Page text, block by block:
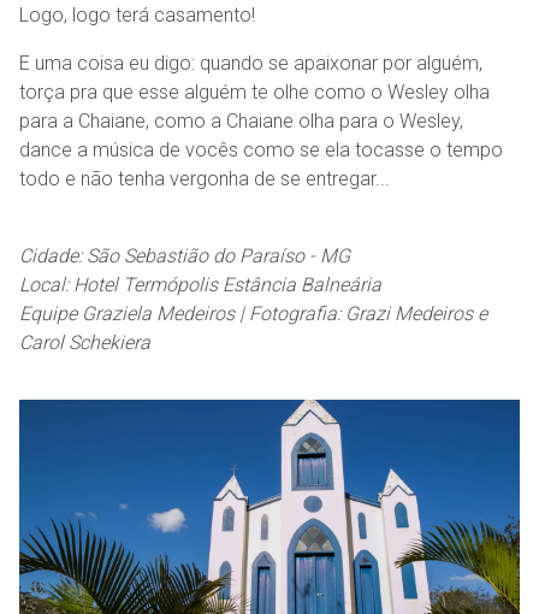
Logo, logo terá casamento!
E uma coisa eu digo: quando se apaixonar por alguém,
torça pra que esse alguém te olhe como o Wesley olha
para a Chaiane, como a Chaiane olha para o Wesley,
dance a música de vocês como se ela tocasse o tempo
todo e não tenha vergonha de se entregar...
Cidade: São Sebastião do Paraíso - MG
Local: Hotel Termópolis Estância Balneária
Equipe Graziela Medeiros | Fotografia: Grazi Medeiros e
Carol Schekiera